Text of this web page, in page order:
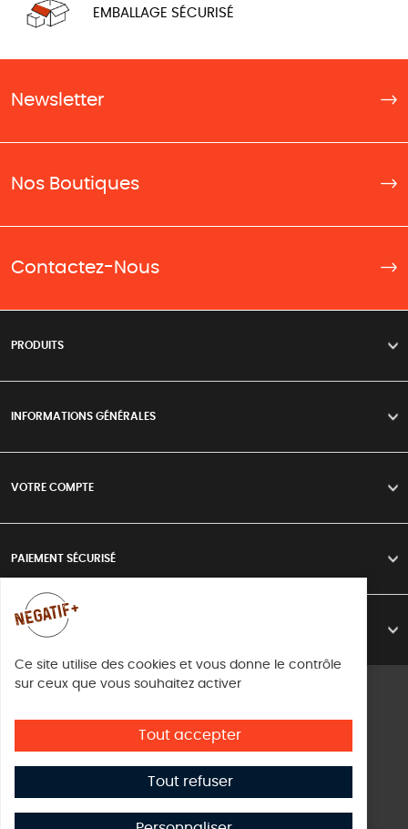
Ce site utilise des cookies et vous donne le contrôle
sur ceux que vous souhaitez activer
Tout accepter
Tout refuser
EMBALLAGE SÉCURISÉ
Newsletter
Nos Boutiques
Contactez-Nous
PRODUITS >
INFORMATIONS GÉNÉRALES >
VOTRE COMPTE >
PAIEMENT SÉCURISÉ >
LIVRAISON >